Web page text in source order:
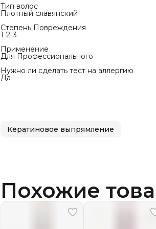
Тип волос
Плотный славянский
Степень Повреждения
1-2-3
Применение
Для Профессионального
Нужно ли сделать тест на аллергию
Да
Кератиновое выпрямление
Похожие